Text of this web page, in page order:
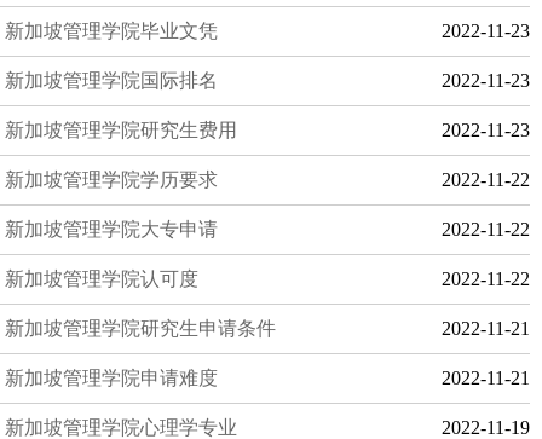
新加坡管理学院毕业文凭 2022-11-23
新加坡管理学院国际排名 2022-11-23
新加坡管理学院研究生费用 2022-11-23
新加坡管理学院学历要求 2022-11-22
新加坡管理学院大专申请 2022-11-22
新加坡管理学院认可度 2022-11-22
新加坡管理学院研究生申请条件 2022-11-21
新加坡管理学院申请难度 2022-11-21
新加坡管理学院心理学专业 2022-11-19